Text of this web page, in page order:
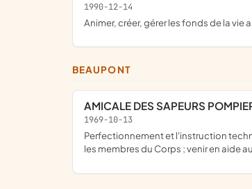
1990-12-14
animer, créer, gérer les fonds de la
BEAUPONT
AMICALE DES SAPEURS
1969-10-13
perfectionnement et l'instruction technique et sportive du Corps, ainsi qu'aux frais qui peuvent résulter de toute organisation susceptible de resserer les liens de camaderie entre
les membres du Corps ; venir en aide